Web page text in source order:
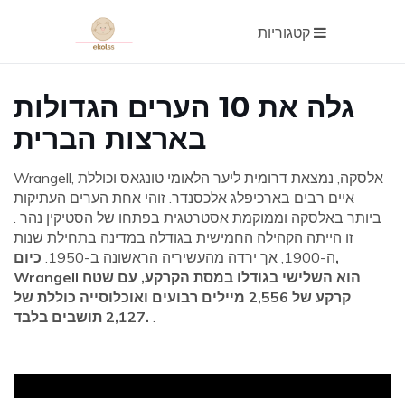
קטגוריות
גלה את 10 הערים הגדולות
בארצות הברית
Wrangell, אלסקה, נמצאת דרומית ליער הלאומי טונגאס וכוללת
איים רבים בארכיפלג אלכסנדר. זוהי אחת הערים העתיקות
ביותר באלסקה וממוקמת אסטרטגית בפתחו של הסטיקין נהר .
זו הייתה הקהילה החמישית בגודלה במדינה בתחילת שנות
ה-1900, אך ירדה מהעשיריה הראשונה ב-1950.
כיום,
Wrangell הוא השלישי בגודלו במסת הקרקע, עם שטח
קרקע של 2,556 מיילים רבועים ואוכלוסייה כוללת של
2,127 תושבים בלבד. .